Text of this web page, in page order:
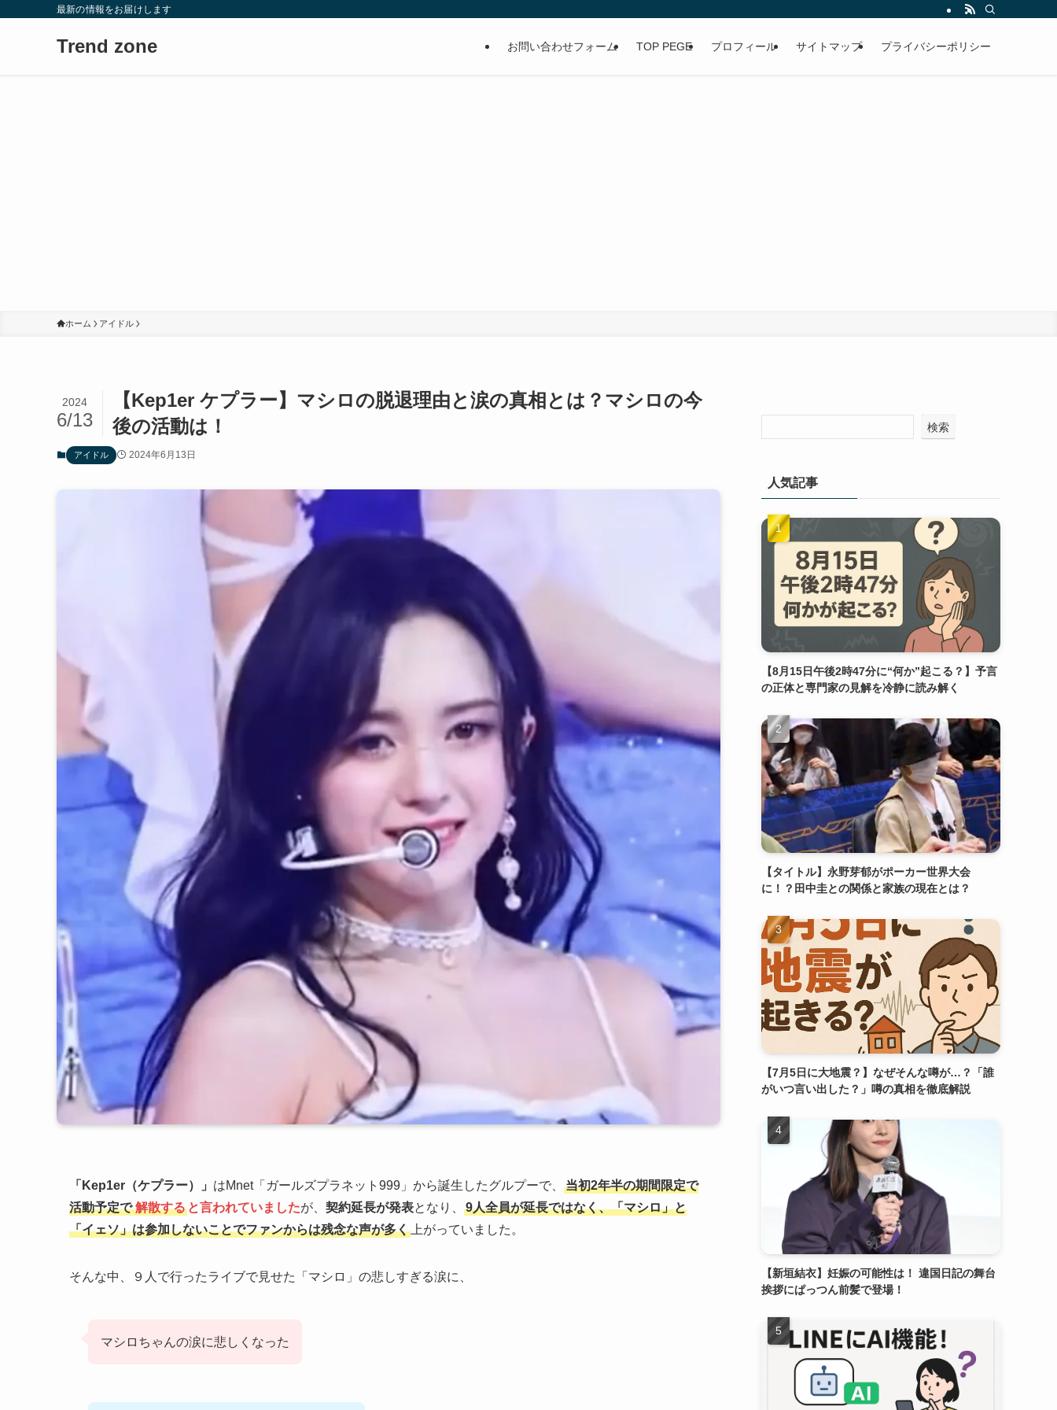
最新の情報をお届けします
Trend zone お問い合わせフォーム TOP PEGE プロフィール サイトマップ プライバシーポリシー
ホーム アイドル
【Kep1er ケプラー】マシロの脱退理由と涙の真相とは？マシロの今
後の活動は！
2024
6/13
アイドル 2024年6月13日
「Kep1er（ケプラー）」 はMnet「ガールズプラネット999」から誕生したグルプーで、
当初2年半の期間限定で
活動予定で 解散する と言われていましたが、 契約延長が発表となり、
9人全員が延長ではなく、「マシロ」と
「イェソ」は参加しないことでファンからは残念な声が多く 上がっていました。
そんな中、９人で行ったライブで見せた「マシロ」の悲しすぎる涙に、
マシロちゃんの涙に悲しくなった
検索
人気記事
【8月15日午後2時47分に“何か”起こる？】予言
の正体と専門家の見解を冷静に読み解く
【タイトル】永野芽郁がポーカー世界大会
に！？田中圭との関係と家族の現在とは？
【7月5日に大地震？】なぜそんな噂が…？「誰
がいつ言い出した？」噂の真相を徹底解説
【新垣結衣】妊娠の可能性は！ 違国日記の舞台
挨拶にぱっつん前髪で登場！